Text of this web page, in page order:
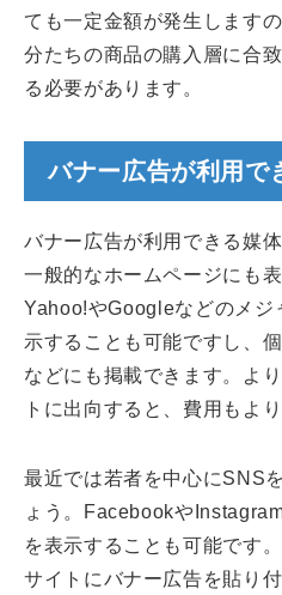
ても一定金額が発生します
分たちの商品の購入層に合
る必要があります。
バナー広告が利用で
バナー広告が利用できる媒
一般的なホームページにも
Yahoo!やGoogleなどのメジ
示することも可能ですし、
などにも掲載できます。よ
トに出向すると、費用もよ
最近では若者を中心にSNS
ょう。Facebookや
を表示することも可能です
サイトにバナー広告を貼り